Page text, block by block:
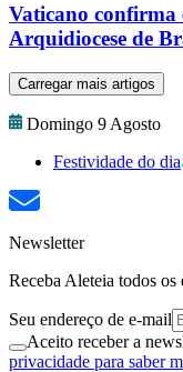
Vaticano confirma
Arquidiocese de
Carregar mais artigos
Domingo 9 Agosto
Festividade do dia
Newsletter
Receba Aleteia todos os
Seu endereço de e-mail
Aceito receber a
privacidade para saber